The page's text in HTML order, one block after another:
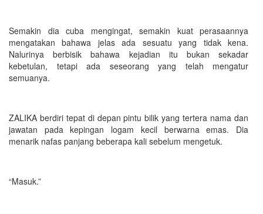
Semakin dia cuba mengingat, semakin kuat perasaannya
mengatakan bahawa jelas ada sesuatu yang tidak kena.
Nalurinya berbisik bahawa kejadian itu bukan sekadar
kebetulan, tetapi ada seseorang yang telah mengatur
semuanya.
ZALIKA berdiri tepat di depan pintu bilik yang tertera nama dan
jawatan pada kepingan logam kecil berwarna emas. Dia
menarik nafas panjang beberapa kali sebelum mengetuk.
“Masuk.”